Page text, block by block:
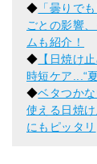
◆ 「曇りで
ごとの影響
ムも紹介！
◆ 【日焼け
時短ケア...“
◆ベタつか
使える日焼
にもピッタリ